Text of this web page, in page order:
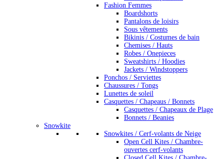
Fashion Femmes
Boardshorts
Pantalons de loisirs
Sous vêtements
Bikinis / Costumes de bain
Chemises / Hauts
Robes / Onepieces
Sweatshirts / Hoodies
Jackets / Windstoppers
Ponchos / Serviettes
Chaussures / Tongs
Lunettes de soleil
Casquettes / Chapeaus / Bonnets
Casquettes / Chapeaux de Plage
Bonnets / Beanies
Snowkite
Snowkites / Cerf-volants de Neige
Open Cell Kites / Chambre-
ouvertes cerf-volants